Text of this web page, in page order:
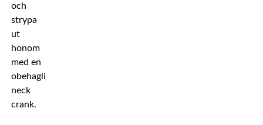
och
strypa
ut
honom
med en
obehaglig
neck
crank.